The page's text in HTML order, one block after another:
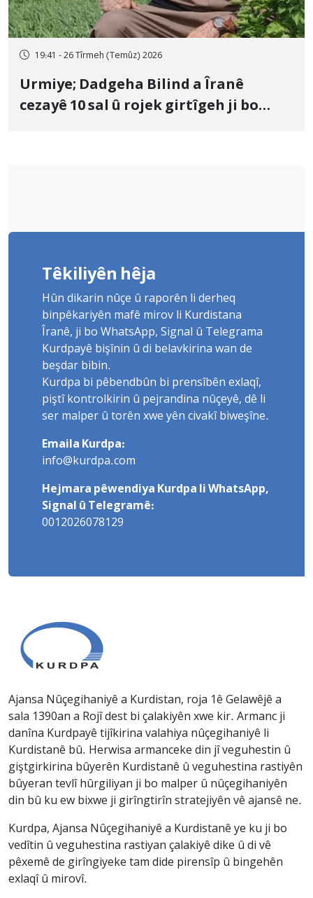
19:41 - 26 Tîrmeh (Temûz) 2026
Urmiye; Dadgeha Bilind a Îranê
cezayê 10 sal û rojek girtîgeh ji bo
Têkiliyên hêja
Hûn dikarin nûçe û raporên li derheq
binpêkariyên mafê mirov li Kurdistana
Îranê, ji bo WhatsApp, Signal û Telegrama
Kurdpayê bişînin û di belavkirina wan de
beşdar bibin.
Kurdpa bi pêbendbûn bi prensîbên exlaqî,
piştî kontrolkirin û pejrandina nûçeyê, dê li
ser malper û torên xwe yên civakî biweşîne.
Emaila Kurdpa:
info@kurdpa.com
Hejmara pêwendiya Kurdpa li WhatsApp,
Signal û Telegramê:
0012026078129
Ajansa Nûçegihaniyê a Kurdistan, roja 1ê Gelawêjê a
sala 1390an a Rojî dest bi çalakiyên xwe kir. Armanc ji
danîna Kurdpayê tijîkirina valahiya nûçegihaniyê li
Kurdistanê bû. Herwisa armanceke din jî veguhestin û
giştgirkirina bûyerên Kurdistanê û veguhestina rastiyên
bûyeran tevlî hûrgiliyan ji bo malper û nûçegihaniyên
din bû ku ew bixwe ji girîngtirîn stratejiyên vê ajansê ne.
Kurdpa, Ajansa Nûçegihaniyê a Kurdistanê ye ku ji bo
vedîtin û veguhestina rastiyan çalakiyê dike û di vê
pêxemê de girîngiyeke tam dide pirensîp û bingehên
exlaqî û mirovî.